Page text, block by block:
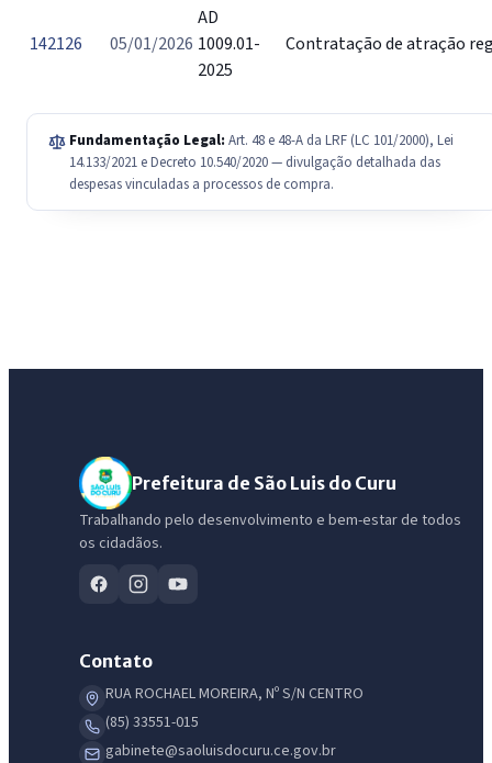
142126 05/01/2026
AD
1009.01-
2025
Contratação de atração
Fundamentação Legal: Art. 48 e 48-A da LRF (LC 101/2000), Lei
14.133/2021 e Decreto 10.540/2020 — divulgação detalhada das
despesas vinculadas a processos de compra.
Prefeitura de São Luis do Curu
Trabalhando pelo desenvolvimento e bem-estar de todos
os cidadãos.
Contato
RUA ROCHAEL MOREIRA, Nº S/N CENTRO
(85) 33551-015
gabinete@saoluisdocuru.ce.gov.br